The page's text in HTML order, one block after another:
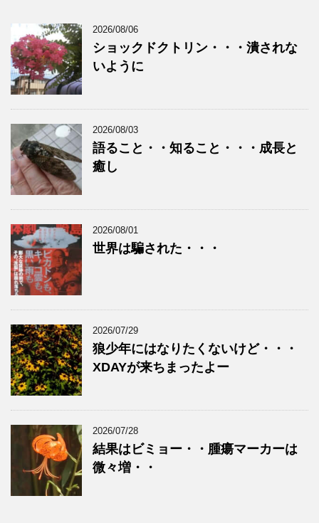
2026/08/06
ショックドクトリン・・・潰されな
いように
2026/08/03
語ること・・知ること・・・成長と
癒し
2026/08/01
世界は騙された・・・
2026/07/29
狼少年にはなりたくないけど・・・
XDAYが来ちまったよー
2026/07/28
結果はビミョー・・腫瘍マーカーは
微々増・・